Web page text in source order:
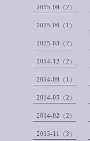
2015-09（2）
2015-06（1）
2015-03（2）
2014-12（2）
2014-09（1）
2014-05（2）
2014-02（2）
2013-11（3）